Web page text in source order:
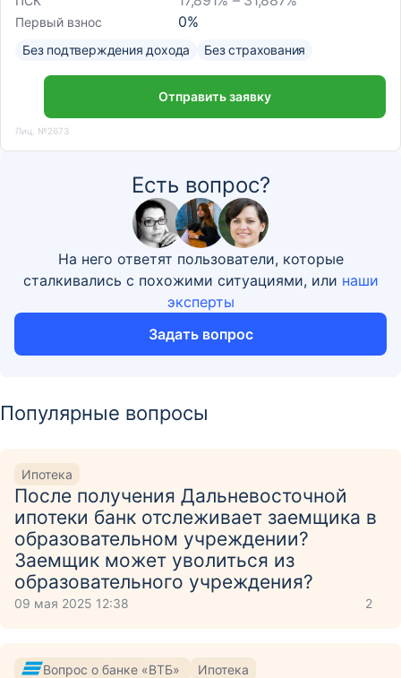
Первый взнос 0%
Без подтверждения дохода Без страхования
Отправить заявку
Лиц. №2673
Есть вопрос?
На него ответят пользователи, которые
сталкивались с похожими ситуациями, или наши
эксперты
Задать вопрос
Популярные вопросы
Ипотека
После получения Дальневосточной
ипотеки банк отслеживает заемщика в
образовательном учреждении?
Заемщик может уволиться из
образовательного учреждения?
09 мая 2025 12:38 2
Вопрос о банке «ВТБ» Ипотека